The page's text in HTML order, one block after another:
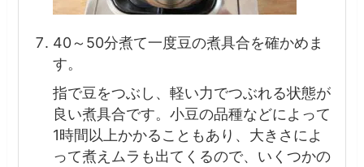
40～50分煮て一度豆の煮具合を確かめま
す。
指で豆をつぶし、軽い力でつぶれる状態が
良い煮具合です。小豆の品種などによって
1時間以上かかることもあり、大きさによ
って煮えムラも出てくるので、いくつかの